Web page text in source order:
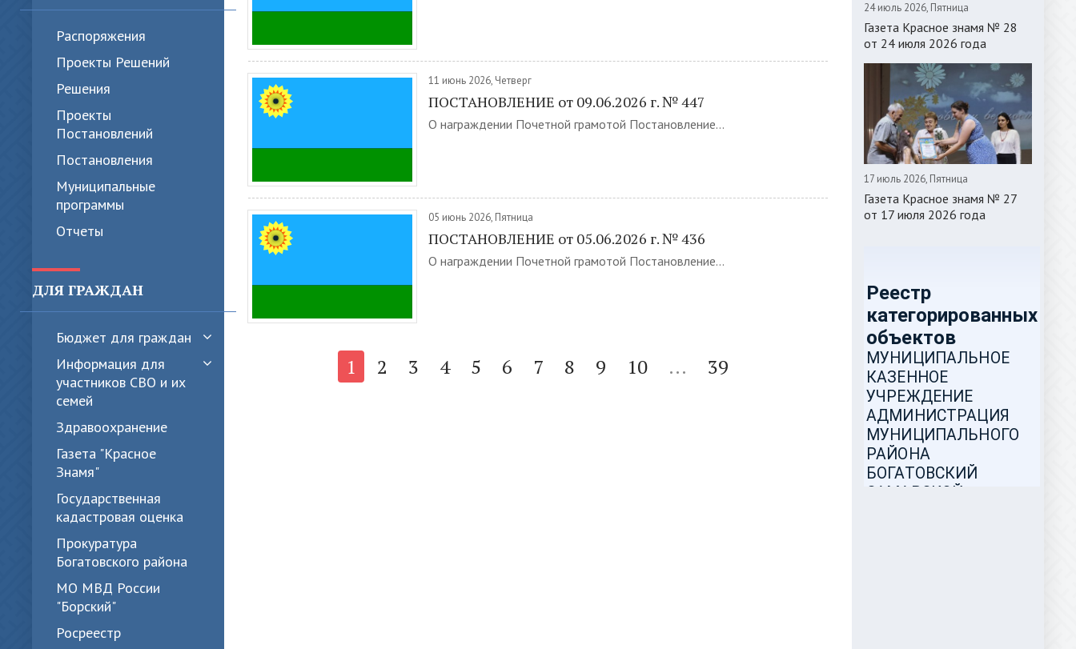
Распоряжения
Проекты Решений
Решения
Проекты
Постановлений
Постановления
Муниципальные
программы
Отчеты
ДЛЯ ГРАЖДАН
Бюджет для граждан
Информация для
участников СВО и их
семей
Здравоохранение
Газета "Красное
Знамя"
Государственная
кадастровая оценка
Прокуратура
Богатовского района
МО МВД России
"Борский"
Росреестр
11 июнь 2026, Четверг
ПОСТАНОВЛЕНИЕ от 09.06.2026 г. № 447
О награждении Почетной грамотой Постановление...
05 июнь 2026, Пятница
ПОСТАНОВЛЕНИЕ от 05.06.2026 г. № 436
О награждении Почетной грамотой Постановление...
1 2 3 4 5 6 7 8 9 10 ... 39
24 июль 2026, Пятница
Газета Красное знамя № 28
от 24 июля 2026 года
17 июль 2026, Пятница
Газета Красное знамя № 27
от 17 июля 2026 года